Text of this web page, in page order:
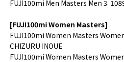
FUJI100mi Men Masters Men 3
[FUJI100mi Women Masters]
FUJI100mi Women Masters
CHIZURU INOUE
FUJI100mi Women Masters